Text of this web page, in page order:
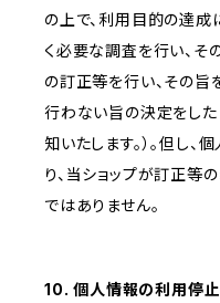
の上で、利用目的の達成
く必要な調査を行い、そ
の訂正等を行い、その旨
行わない旨の決定をした
知いたします。）。但し
り、当ショップが訂正等
ではありません。
10. 個人情報の利用停